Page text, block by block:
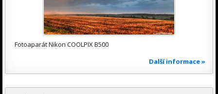
Fotoaparát Nikon COOLPIX B500
Další informace »